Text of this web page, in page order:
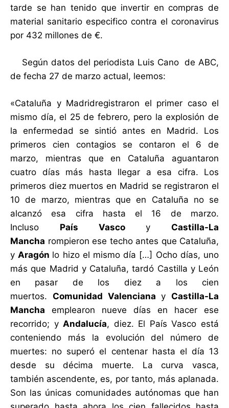
tarde se han tenido que invertir en compras de
material sanitario especifico contra el coronavirus
por 432 millones de €.
Según datos del periodista Luis Cano de ABC,
de fecha 27 de marzo actual, leemos:
«Cataluña y Madridregistraron el primer caso el
mismo día, el 25 de febrero, pero la explosión de
la enfermedad se sintió antes en Madrid. Los
primeros cien contagios se contaron el 6 de
marzo, mientras que en Cataluña aguantaron
cuatro días más hasta llegar a esa cifra. Los
primeros diez muertos en Madrid se registraron el
10 de marzo, mientras que en Cataluña no se
alcanzó esa cifra hasta el 16 de marzo.
Incluso País Vascoy Castilla-La
Mancha rompieron ese techo antes que Cataluña,
yAragón lo hizo el mismo día […] Ocho días, uno
más que Madrid y Cataluña, tardó Castilla y León
en pasar de los diez a los cien
muertos. Comunidad Valenciana y Castilla-La
Mancha emplearon nueve días en hacer ese
recorrido; yAndalucía, diez. El País Vasco está
conteniendo más la evolución del número de
muertes: no superó el centenar hasta el día 13
desde su décima muerte. La curva vasca,
también ascendente, es, por tanto, más aplanada.
Son las únicas comunidades autónomas que han